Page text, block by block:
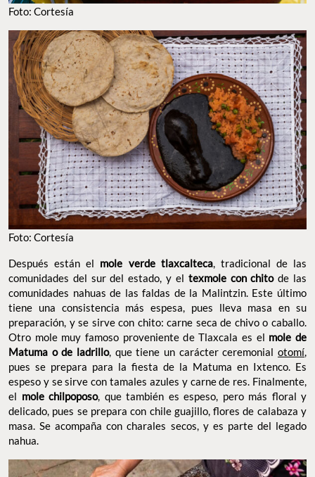
Foto: Cortesía
Foto: Cortesía
Después están el mole verde tlaxcalteca, tradicional de las
comunidades del sur del estado, y el texmole con chitode las
comunidades nahuas de las faldas de la Malintzin. Este último
tiene una consistencia más espesa, pues lleva masa en su
preparación, y se sirve con chito: carne seca de chivo o caballo.
Otro mole muy famoso proveniente de Tlaxcala es el mole de
Matuma o de ladrillo, que tiene un carácter ceremonial otomí
pues se prepara para la fiesta de la Matuma en Ixtenco. Es
espeso y se sirve con tamales azules y carne de res. Finalmente,
el mole chilpoposo, que también es espeso, pero más floral y
delicado, pues se prepara con chile guajillo, flores de calabaza y
masa. Se acompaña con charales secos, y es parte del legado
nahua.